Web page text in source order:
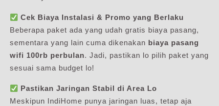
Cek Biaya Instalasi & Promo yang Berlaku
Beberapa paket ada yang udah gratis biaya pasang,
sementara yang lain cuma dikenakan biaya pasang
wifi 100rb perbulan. Jadi, pastikan lo pilih paket yang
sesuai sama budget lo!
Pastikan Jaringan Stabil di Area Lo
Meskipun IndiHome punya jaringan luas, tetap aja